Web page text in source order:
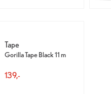
Tape
Gorilla Tape Black 11 m
139,-